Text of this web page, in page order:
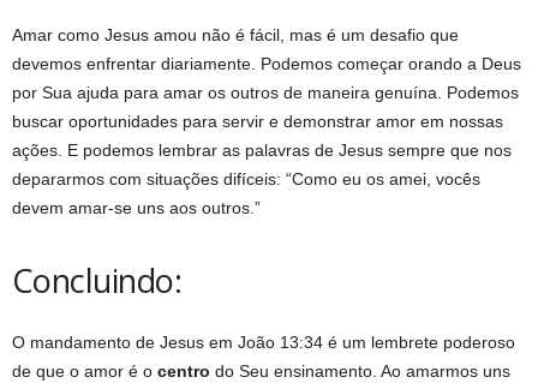
Amar como Jesus amou não é fácil, mas é um desafio que
devemos enfrentar diariamente. Podemos começar orando a Deus
por Sua ajuda para amar os outros de maneira genuína. Podemos
buscar oportunidades para servir e demonstrar amor em nossas
ações. E podemos lembrar as palavras de Jesus sempre que nos
depararmos com situações difíceis: “Como eu os amei, vocês
devem amar-se uns aos outros.”
Concluindo:
O mandamento de Jesus em João 13:34 é um lembrete poderoso
de que o amor é o centro do Seu ensinamento. Ao amarmos uns